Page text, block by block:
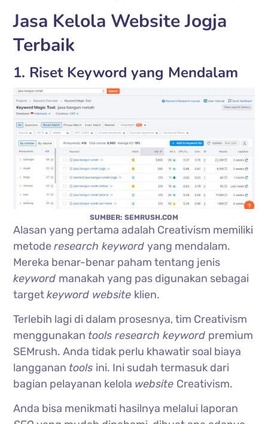
Jasa Kelola Website Jogja
Terbaik
1. Riset Keyword yang Mendalam
SUMBER: SEMRUSH.COM
Alasan yang pertama adalah Creativism memiliki
metoderesearch keywordyang mendalam.
Mereka benar-benar paham tentang jenis
keyword manakah yang pas digunakan sebagai
targetkeyword website klien.
Terlebih lagi di dalam prosesnya, tim Creativism
menggunakan tools research keyword premium
SEMrush. Anda tidak perlu khawatir soal biaya
langganan tools ini. Ini sudah termasuk dari
bagian pelayanan kelola website Creativism.
Anda bisa menikmati hasilnya melalui laporan